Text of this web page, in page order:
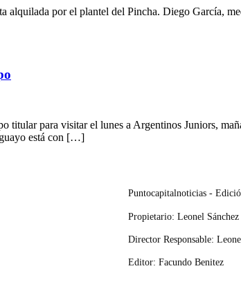
alquilada por el plantel del Pincha. Diego García,
para visitar el lunes a Argentinos Juniors,
está con […]
Puntocapitalnoticias -
Propietario: Leonel
Director Responsable:
Editor: Facundo Benitez